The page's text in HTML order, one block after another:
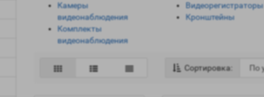
Камеры
видеонаблюдения
Комплекты
видеонаблюдения
Видеорегистраторы
Кронштейны
Сортировка: